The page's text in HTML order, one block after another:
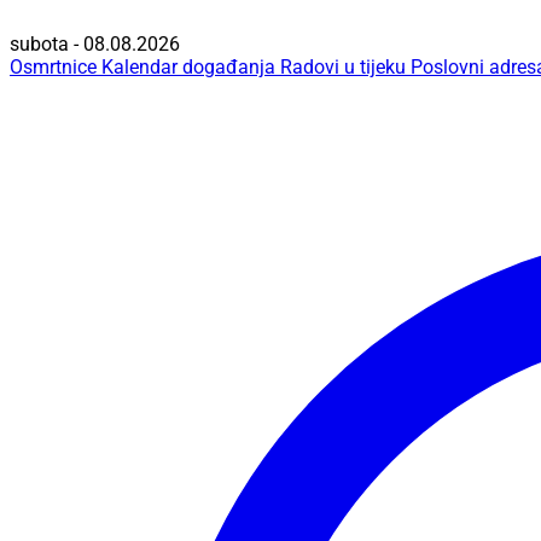
subota - 08.08.2026
Osmrtnice Kalendar događanja Radovi u tijeku Poslovni